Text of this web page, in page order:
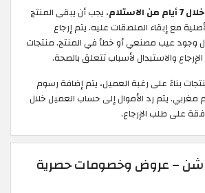
خلال 7 أيام من الاستلام
، يجب أن يبقى المنتج
مع إبقاء الملصقات عليه. يتم إرجاع
وجود عيب مصنعي أو خطأ في المنتج. منتجات
والاستبدال لأسباب تتعلق بالصحة.
بناءً على رغبة العميل، يتم إضافة رسوم
53.7 درهم مغربي. يتم رد الأموال إلى حساب العميل خلال
– عروض وخصومات حصرية